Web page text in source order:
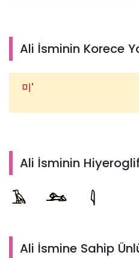
Ali İsminin Korece
미'
Ali İsminin Hiyeroglif
Ali İsmine Sahip